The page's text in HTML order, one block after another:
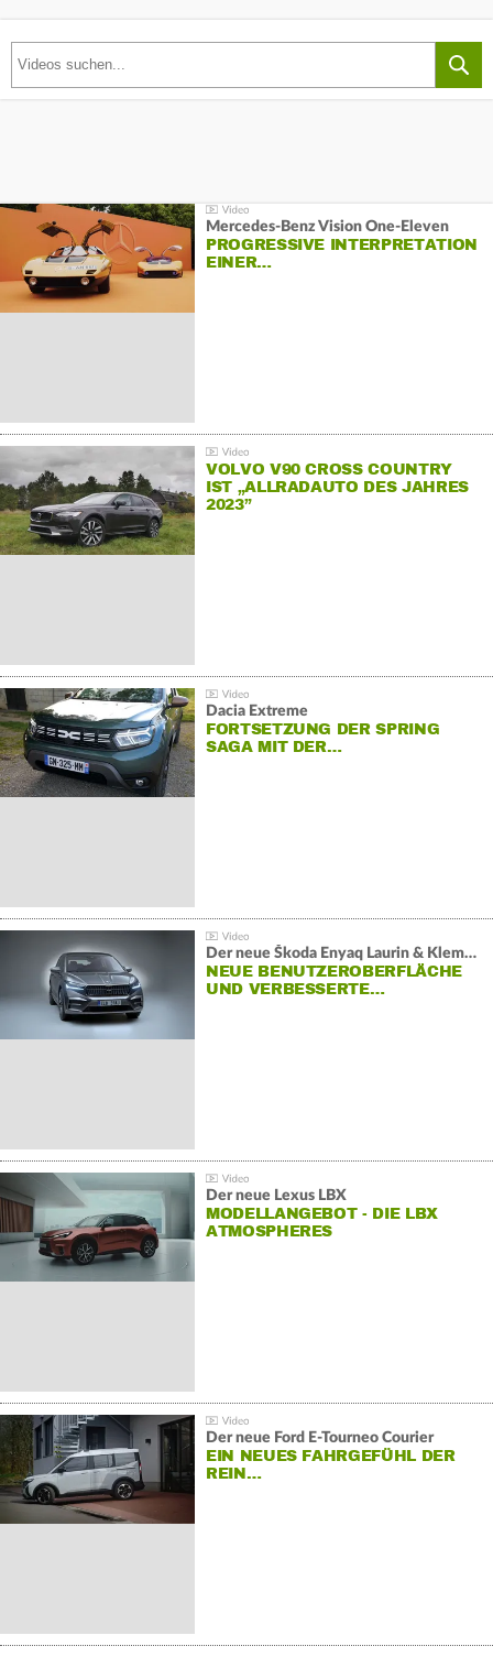
Mercedes-Benz Vision One-Eleven
PROGRESSIVE INTERPRETATION
EINER…
VOLVO V90 CROSS COUNTRY
IST „ALLRADAUTO DES JAHRES
2023”
Dacia Extreme
FORTSETZUNG DER SPRING
SAGA MIT DER…
Der neue Škoda Enyaq Laurin & Klement
NEUE BENUTZEROBERFLÄCHE
UND VERBESSERTE…
Der neue Lexus LBX
MODELLANGEBOT - DIE LBX
ATMOSPHERES
Der neue Ford E-Tourneo Courier
EIN NEUES FAHRGEFÜHL DER
REIN…